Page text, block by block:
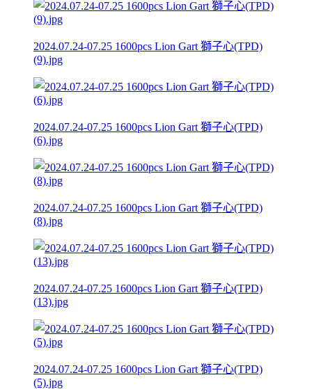
2024.07.24-07.25 1600pcs Lion Gart 獅子心(TPD)
(9).jpg
2024.07.24-07.25 1600pcs Lion Gart 獅子心(TPD)
(6).jpg
2024.07.24-07.25 1600pcs Lion Gart 獅子心(TPD)
(8).jpg
2024.07.24-07.25 1600pcs Lion Gart 獅子心(TPD)
(13).jpg
2024.07.24-07.25 1600pcs Lion Gart 獅子心(TPD)
(5).jpg